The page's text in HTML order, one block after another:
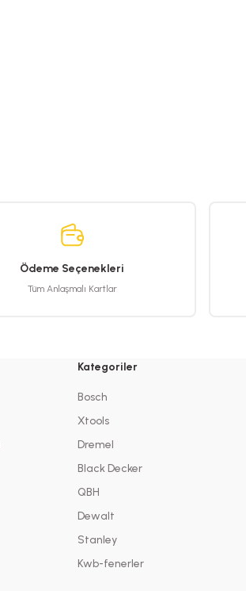
Ödeme Seçenekleri
Tüm Anlaşmalı Kartlar
Kategoriler
Bosch
Xtools
Dremel
Black Decker
QBH
Dewalt
Stanley
Kwb-fenerler